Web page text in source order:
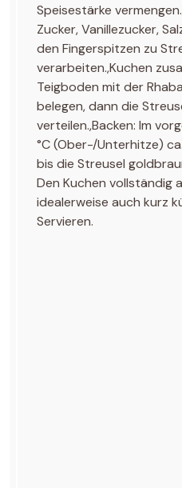
Speisestärke
Zucker, Vanillezucker,
den Fingerspitzen zu
verarbeiten.,Kuchen
Teigboden mit der
belegen, dann die
verteilen.,Backen: Im
°C (Ober-/Unterhitze)
bis die Streusel
Den Kuchen vollständig
idealerweise auch kurz
Servieren.